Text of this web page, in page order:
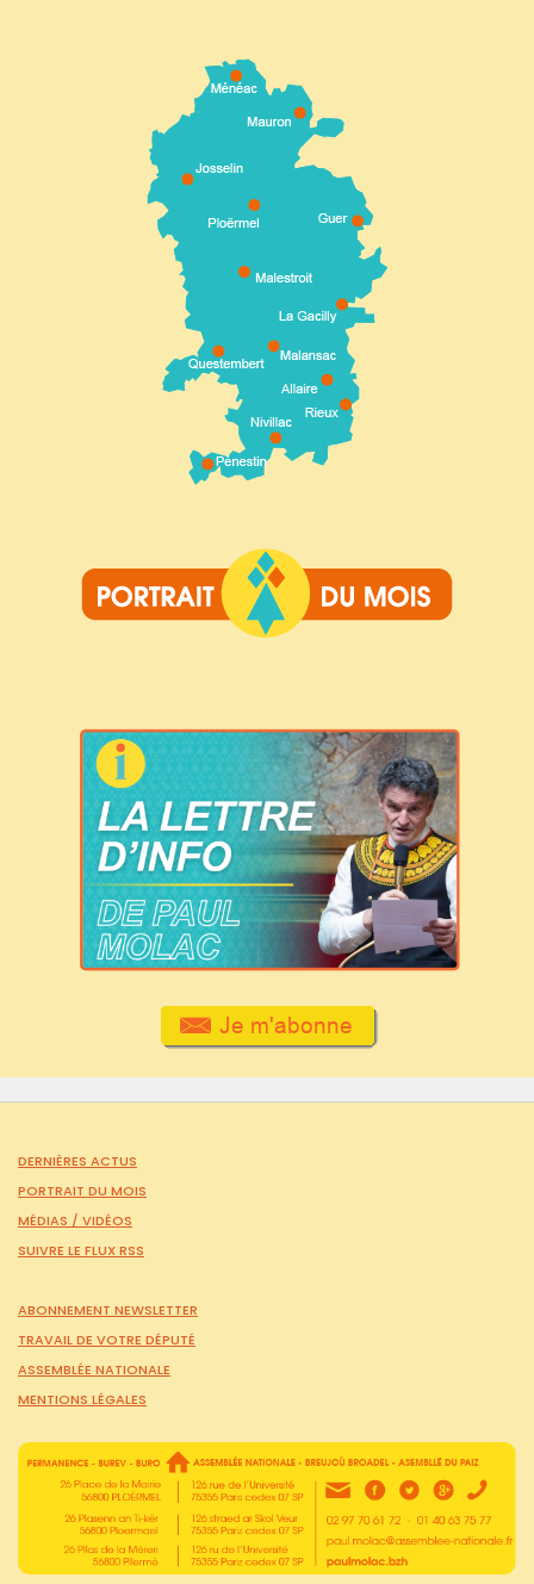
DERNIÈRES ACTUS
PORTRAIT DU MOIS
MÉDIAS / VIDÉOS
SUIVRE LE FLUX RSS
ABONNEMENT NEWSLETTER
TRAVAIL DE VOTRE DÉPUTÉ
ASSEMBLÉE NATIONALE
MENTIONS LÉGALES